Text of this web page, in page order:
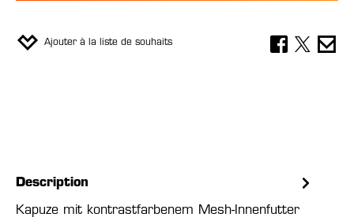
Ajouter à la liste de souhaits
Description
Kapuze mit kontrastfarbenem Mesh-Innenfutter